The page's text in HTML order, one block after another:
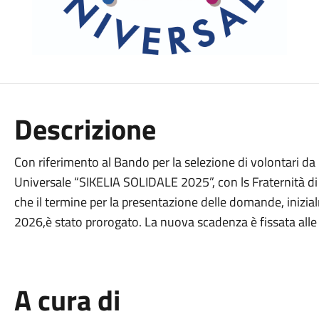
Descrizione
Con riferimento al Bando per la selezione di volontari
Universale “SIKELIA SOLIDALE 2025”, con ls
che il termine per la presentazione delle domande,
2026,è stato prorogato. La nuova scadenza è fissata alle
A cura di